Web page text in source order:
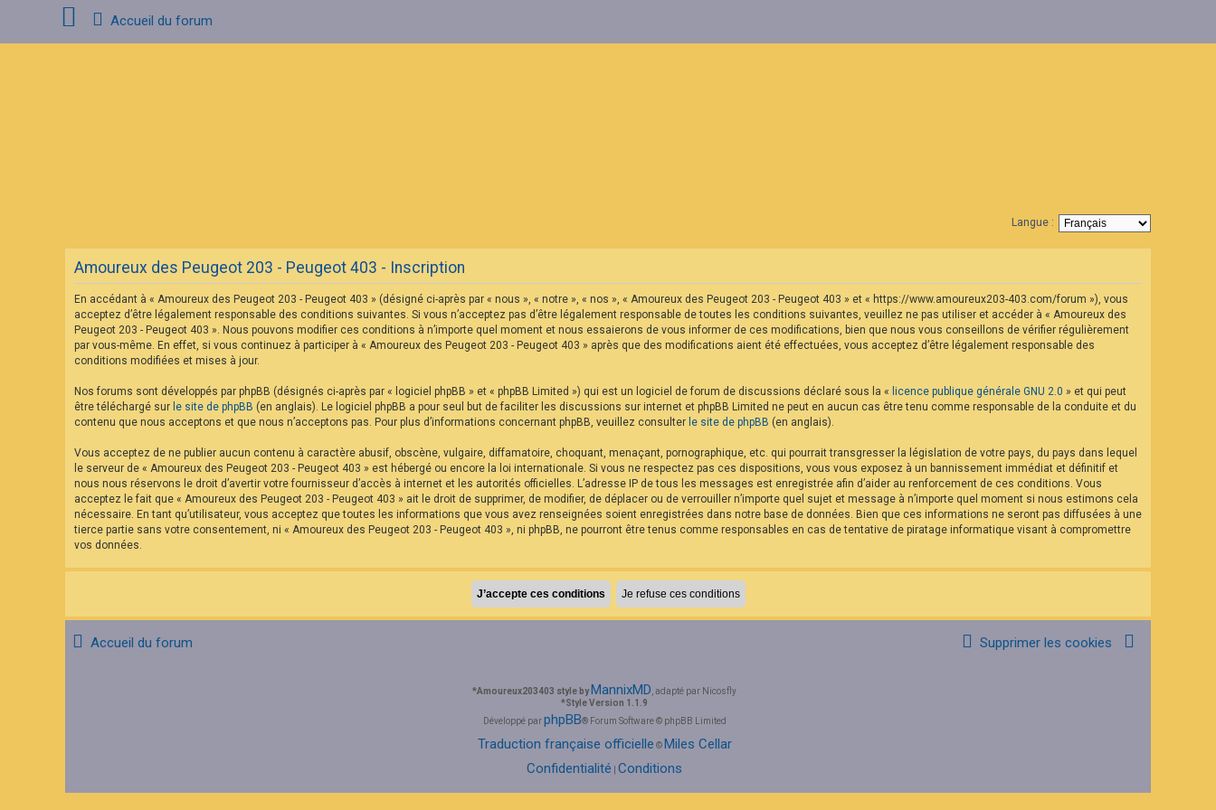
Accueil du forum
Langue :
Amoureux des Peugeot 203 - Peugeot 403 - Inscription
En accédant à « Amoureux des Peugeot 203 - Peugeot 403 » (désigné ci-après par « nous », « notre », « nos », « Amoureux des Peugeot 203 - Peugeot 403 » et « https://www.amoureux203-403.com/forum »), vous
acceptez d’être légalement responsable des conditions suivantes. Si vous n’acceptez pas d’être légalement responsable de toutes les conditions suivantes, veuillez ne pas utiliser et accéder à « Amoureux des
Peugeot 203 - Peugeot 403 ». Nous pouvons modifier ces conditions à n’importe quel moment et nous essaierons de vous informer de ces modifications, bien que nous vous conseillons de vérifier régulièrement
par vous-même. En effet, si vous continuez à participer à « Amoureux des Peugeot 203 - Peugeot 403 » après que des modifications aient été effectuées, vous acceptez d’être légalement responsable des
conditions modifiées et mises à jour.
Nos forums sont développés par phpBB (désignés ci-après par « logiciel phpBB » et « phpBB Limited ») qui est un logiciel de forum de discussions déclaré sous la « licence publique générale GNU 2.0 » et qui peut
être téléchargé sur le site de phpBB (en anglais). Le logiciel phpBB a pour seul but de faciliter les discussions sur internet et phpBB Limited ne peut en aucun cas être tenu comme responsable de la conduite et du
contenu que nous acceptons et que nous n’acceptons pas. Pour plus d’informations concernant phpBB, veuillez consulter le site de phpBB (en anglais).
Vous acceptez de ne publier aucun contenu à caractère abusif, obscène, vulgaire, diffamatoire, choquant, menaçant, pornographique, etc. qui pourrait transgresser la législation de votre pays, du pays dans lequel
le serveur de « Amoureux des Peugeot 203 - Peugeot 403 » est hébergé ou encore la loi internationale. Si vous ne respectez pas ces dispositions, vous vous exposez à un bannissement immédiat et définitif et
nous nous réservons le droit d’avertir votre fournisseur d’accès à internet et les autorités officielles. L’adresse IP de tous les messages est enregistrée afin d’aider au renforcement de ces conditions. Vous
acceptez le fait que « Amoureux des Peugeot 203 - Peugeot 403 » ait le droit de supprimer, de modifier, de déplacer ou de verrouiller n’importe quel sujet et message à n’importe quel moment si nous estimons cela
nécessaire. En tant qu’utilisateur, vous acceptez que toutes les informations que vous avez renseignées soient enregistrées dans notre base de données. Bien que ces informations ne seront pas diffusées à une
tierce partie sans votre consentement, ni « Amoureux des Peugeot 203 - Peugeot 403 », ni phpBB, ne pourront être tenus comme responsables en cas de tentative de piratage informatique visant à compromettre
vos données.
Accueil du forum Supprimer les cookies
*Amoureux203403 style byMannixMD , adapté par Nicosfly
*Style Version 1.1.9
Développé parphpBB® Forum Software © phpBB Limited
Traduction française officielle ©Miles Cellar
Confidentialité Conditions